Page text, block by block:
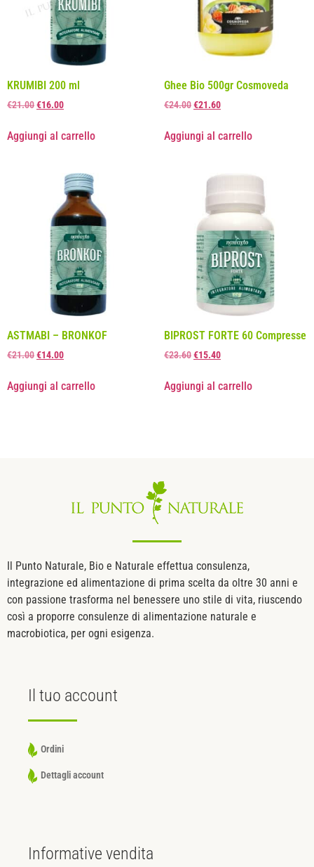
KRUMIBI 200 ml
€21.00€16.00
Aggiungi al carrello
Ghee Bio 500gr Cosmoveda
€24.00€21.60
Aggiungi al carrello
ASTMABI – BRONKOF
€21.00€14.00
Aggiungi al carrello
BIPROST FORTE 60 Compresse
€23.60€15.40
Aggiungi al carrello
Il Punto Naturale, Bio e Naturale effettua consulenza,
integrazione ed alimentazione di prima scelta da oltre 30 anni e
con passione trasforma nel benessere uno stile di vita, riuscendo
così a proporre consulenze di alimentazione naturale e
macrobiotica, per ogni esigenza.
Il tuo account
Ordini
Dettagli account
Informative vendita